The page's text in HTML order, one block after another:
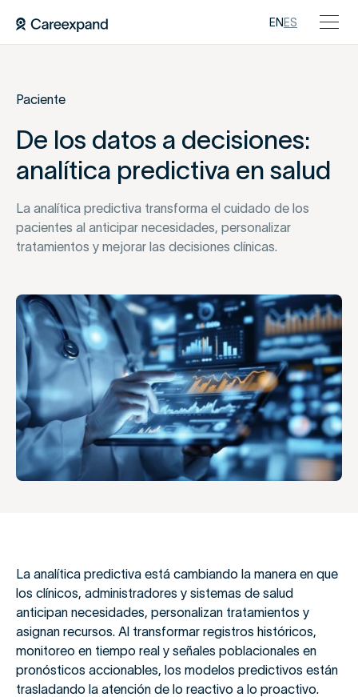
ENES
Paciente
De los datos a decisiones:
analítica predictiva en salud
La analítica predictiva transforma el cuidado de los
pacientes al anticipar necesidades, personalizar
tratamientos y mejorar las decisiones clínicas.
La analítica predictiva está cambiando la manera en que
los clínicos, administradores y sistemas de salud
anticipan necesidades, personalizan tratamientos y
asignan recursos. Al transformar registros históricos,
monitoreo en tiempo real y señales poblacionales en
pronósticos accionables, los modelos predictivos están
trasladando la atención de lo reactivo a lo proactivo.